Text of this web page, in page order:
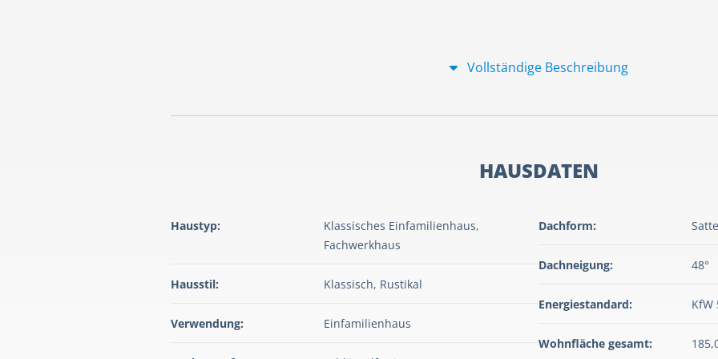
Vollständige Beschreibung
HAUSDATEN
Haustyp:
Klassisches Einfamilienhaus,
Fachwerkhaus
Hausstil: Klassisch, Rustikal
Verwendung: Einfamilienhaus
Dachform:
Dachneigung: 48°
Energiestandard: KfW
Wohnfläche gesamt: